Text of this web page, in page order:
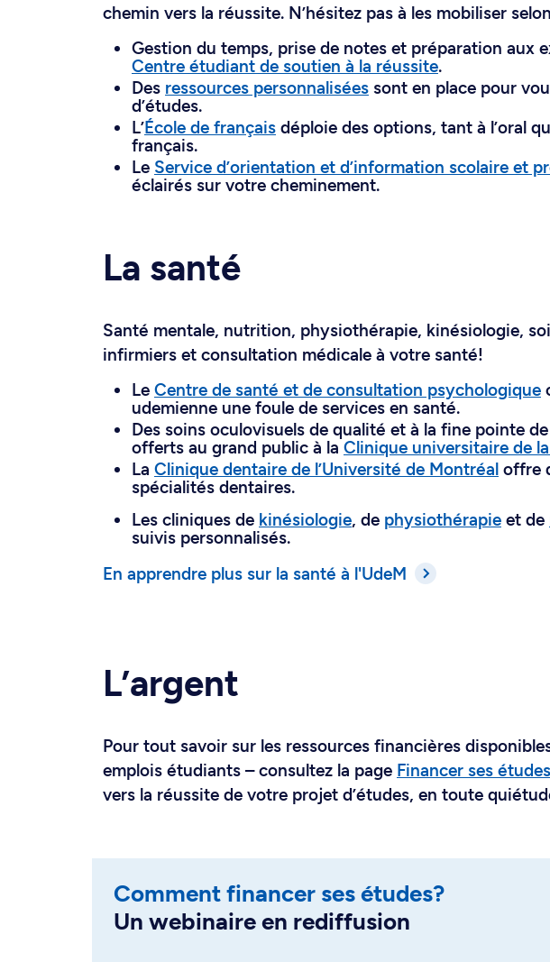
chemin vers la réussite. N’hésitez pas à les mobiliser
Gestion du temps, prise de notes et préparation aux
Centre étudiant de soutien à la réussite.
Des ressources personnalisées sont en place pour
d’études.
L’École de français déploie des options, tant à l’oral
français.
Le Service d’orientation et d’information scolaire et
éclairés sur votre cheminement.
La santé
Santé mentale, nutrition, physiothérapie, kinésiologie,
infirmiers et consultation médicale à votre santé!
Le Centre de santé et de consultation psychologique
udemienne une foule de services en santé.
Des soins oculovisuels de qualité et à la fine pointe
offerts au grand public à la Clinique universitaire de
La Clinique dentaire de l’Université de Montréal offre
spécialités dentaires.
Les cliniques de kinésiologie, de physiothérapie et de
suivis personnalisés.
En apprendre plus sur la santé à l'UdeM
L’argent
Pour tout savoir sur les ressources financières
emplois étudiants – consultez la page Financer ses études
vers la réussite de votre projet d’études, en toute
Comment financer ses études?
Un webinaire en rediffusion